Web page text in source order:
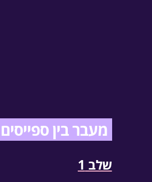
מעבר בין ספייסים
שלב 1